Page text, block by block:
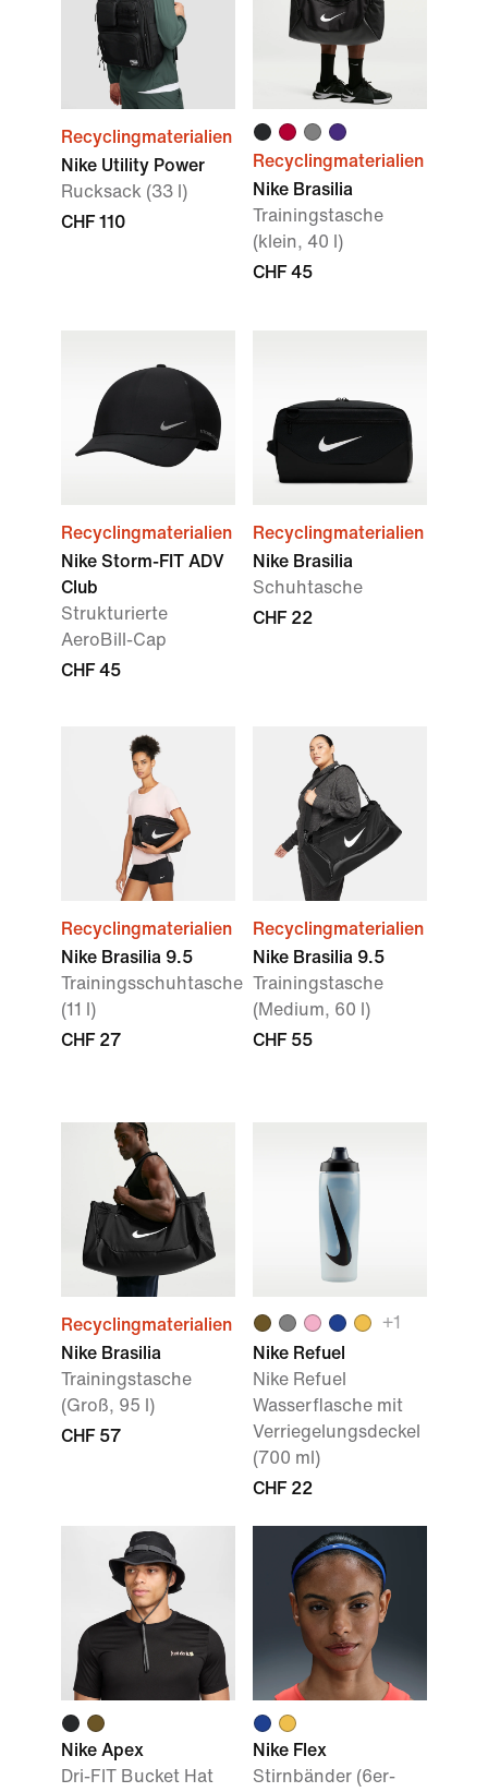
Recyclingmaterialien
Nike Utility Power
Rucksack (33 l)
CHF 110
Recyclingmaterialien
Nike Brasilia
Trainingstasche
(klein, 40 l)
CHF 45
Recyclingmaterialien
Nike Storm-FIT ADV
Club
Strukturierte
AeroBill-Cap
CHF 45
Recyclingmaterialien
Nike Brasilia
Schuhtasche
CHF 22
Recyclingmaterialien
Nike Brasilia 9.5
Trainingsschuhtasche
(11 l)
CHF 27
Recyclingmaterialien
Nike Brasilia 9.5
Trainingstasche
(Medium, 60 l)
CHF 55
Recyclingmaterialien
Nike Brasilia
Trainingstasche
(Groß, 95 l)
CHF 57
+1
Nike Refuel
Nike Refuel
Wasserflasche mit
Verriegelungsdeckel
(700 ml)
CHF 22
Nike Apex
Dri-FIT Bucket Hat
Nike Flex
Stirnbänder (6er-